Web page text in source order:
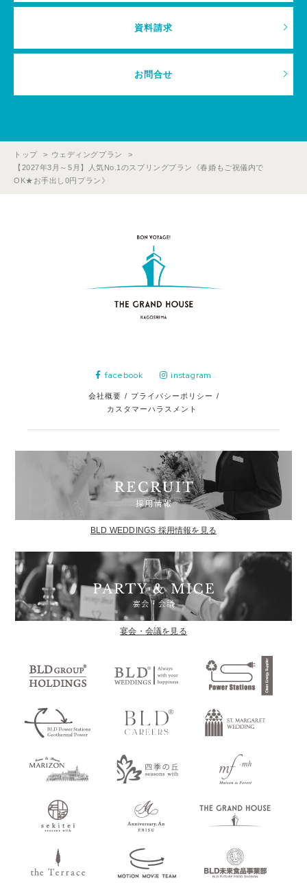
資料請求
お問合せ
トップ
ウェディングプラン
【2027年3月～5月】人気No.1のスプリングプラン《春婚もご祝儀内で
OK★お手出し0円プラン》
facebook instagram
会社概要 / プライバシーポリシー /
カスタマーハラスメント
BLD WEDDINGS 採用情報を見る
宴会・会議を見る